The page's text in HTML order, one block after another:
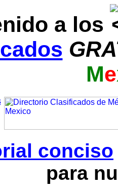
a los
Me
conciso
para